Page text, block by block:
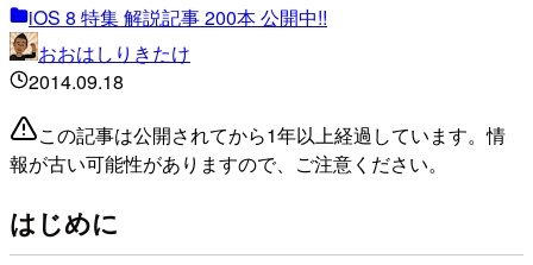
iOS 8 特集 解説記事 200本 公開中!!
おおはしりきたけ
2014.09.18
この記事は公開されてから1年以上経過しています。情
報が古い可能性がありますので、ご注意ください。
はじめに